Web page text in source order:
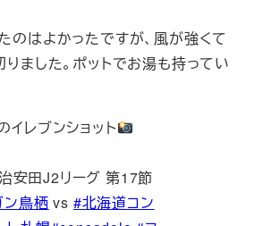
のはよかったですが、風が強くて
りました。ポットでお湯も持ってい
イレブンショット
安田J2リーグ 第17節
ン鳥栖 vs #北海道コン